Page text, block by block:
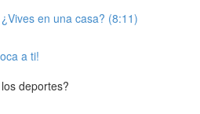
en una casa? (8:11)
a ti!
deportes?